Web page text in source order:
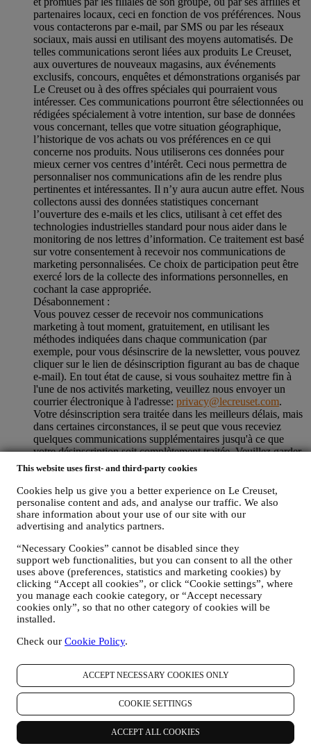
This website uses first- and third-party cookies
Cookies help us give you a better experience on Le Creuset,
personalise content and ads, and analyse our traffic. We also
share information about your use of our site with our
advertising and analytics partners.
“Necessary Cookies” cannot be disabled since they
support web functionalities, but you can consent to all the other
uses above (preferences, statistics and marketing cookies) by
clicking “Accept all cookies”, or click “Cookie settings”, where
you manage each cookie category, or “Accept necessary
cookies only”, so that no other category of cookies will be
installed.
Check our Cookie Policy.
ACCEPT NECESSARY COOKIES ONLY
COOKIE SETTINGS
ACCEPT ALL COOKIES
partenaires locaux, ceci en fonction de vos préférences. Nous
vous contacterons par e-mail, par SMS ou par les réseaux
sociaux, mais aussi en utilisant des moyens automatisés. De
telles communications seront liées aux produits Le Creuset,
aux ouvertures de nouveaux magasins, aux événements
exclusifs, concours, enquêtes et démonstrations organisés par
Le Creuset ou à des offres spéciales qui pourraient vous
intéresser. Ces communications pourront être sélectionnées ou
rédigées spécialement à votre intention, sur base de données
vous concernant, telles que votre situation géographique,
l’historique de vos achats ou vos préférences en ce qui
concerne nos produits. Nous utiliserons ces données pour
mieux cerner vos centres d’intérêt. Ceci nous permettra de
personnaliser nos communications afin de les rendre plus
pertinentes et intéressantes. Il n’y aura aucun autre effet. Nous
collectons aussi des données statistiques concernant
l’ouverture des e-mails et les clics, utilisant à cet effet des
technologies industrielles standard pour nous aider dans le
monitoring de nos lettres d’information. Ce traitement est basé
sur votre consentement à recevoir nos communications de
marketing personnalisées. Ce choix de participation peut être
exercé lors de la collecte des informations personnelles, en
cochant la case appropriée.
Désabonnement :
Vous pouvez cesser de recevoir nos communications
marketing à tout moment, gratuitement, en utilisant les
méthodes indiquées dans chaque communication (par
exemple, pour vous désinscrire de la newsletter, vous pouvez
cliquer sur le lien de désinscription figurant au bas de chaque
e-mail). En tout état de cause, si vous souhaitez mettre fin à
l'une de nos activités marketing, veuillez nous envoyer un
courrier électronique à l'adresse: privacy@lecreuset.com.
Votre désinscription sera traitée dans les meilleurs délais, mais
dans certaines circonstances, il se peut que vous receviez
quelques communications supplémentaires jusqu'à ce que
votre désinscription soit complètement traitée.Veuillez garder
à l’esprit que nous ne transmettons pas et ne vendons pas vos
coordonnées et autres données personnelles à d’autres sociétés
à des fins marketing.
POUR LE RECIBLAGE / LA PERSONNALISATION DE
NOS OFFRES, AMÉLIORANT AINSI L’EXPÉRIENCE
DU CLIENT.
services et nos offres à vos besoins et préférences en vue de
vous proposer une expérience Le Creuset personnalisée. Nous
faisons cela en analysant par exemple vos habitudes ou vos
centres d’intérêt, en relation avec les produits les plus
consultés, votre interaction avec nous sur les réseaux sociaux,
les pages de notre Site web que vous visitez, le contenu de
nos offres qui retient votre attention. Pour ce faire, nous avons
principalement recours à des cookies et des technologies
préférences collectées lors de votre abonnement à nos
communications marketing personnalisées. Nous utilisons ces
informations pour gérer notre publicité sur d’autres sites,
accorder l’accès à des contenus spécifiques, personnaliser le
contenu des offres que vous consultez sur le Site web ou, si
vous avez choisi de souscrire à nos communications
marketing, pour vous adresser des communications/ messages